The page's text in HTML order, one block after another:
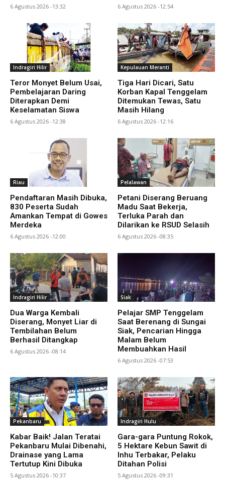
6 Agustus 2026 -13:32 6 Agustus 2026 -12:54
Indragiri Hilir
Teror Monyet Belum Usai,
Pembelajaran Daring
Diterapkan Demi
Keselamatan Siswa
6 Agustus 2026 -12:38
Kepulauan Meranti
Tiga Hari Dicari, Satu
Korban Kapal Tenggelam
Ditemukan Tewas, Satu
Masih Hilang
6 Agustus 2026 -12:16
Riau
Pendaftaran Masih Dibuka,
830 Peserta Sudah
Amankan Tempat di Gowes
Merdeka
6 Agustus 2026 -12:00
Pelalawan
Petani Diserang Beruang
Madu Saat Bekerja,
Terluka Parah dan
Dilarikan ke RSUD Selasih
6 Agustus 2026 -08:35
Indragiri Hilir
Dua Warga Kembali
Diserang, Monyet Liar di
Tembilahan Belum
Berhasil Ditangkap
6 Agustus 2026 -08:14
Siak
Pelajar SMP Tenggelam
Saat Berenang di Sungai
Siak, Pencarian Hingga
Malam Belum
Membuahkan Hasil
6 Agustus 2026 -07:53
Pekanbaru
Kabar Baik! Jalan Teratai
Pekanbaru Mulai Dibenahi,
Drainase yang Lama
Tertutup Kini Dibuka
5 Agustus 2026 -10:37
Indragiri Hulu
Gara-gara Puntung Rokok,
5 Hektare Kebun Sawit di
Inhu Terbakar, Pelaku
Ditahan Polisi
5 Agustus 2026 -09:31